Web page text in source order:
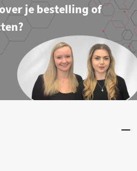
je bestelling of